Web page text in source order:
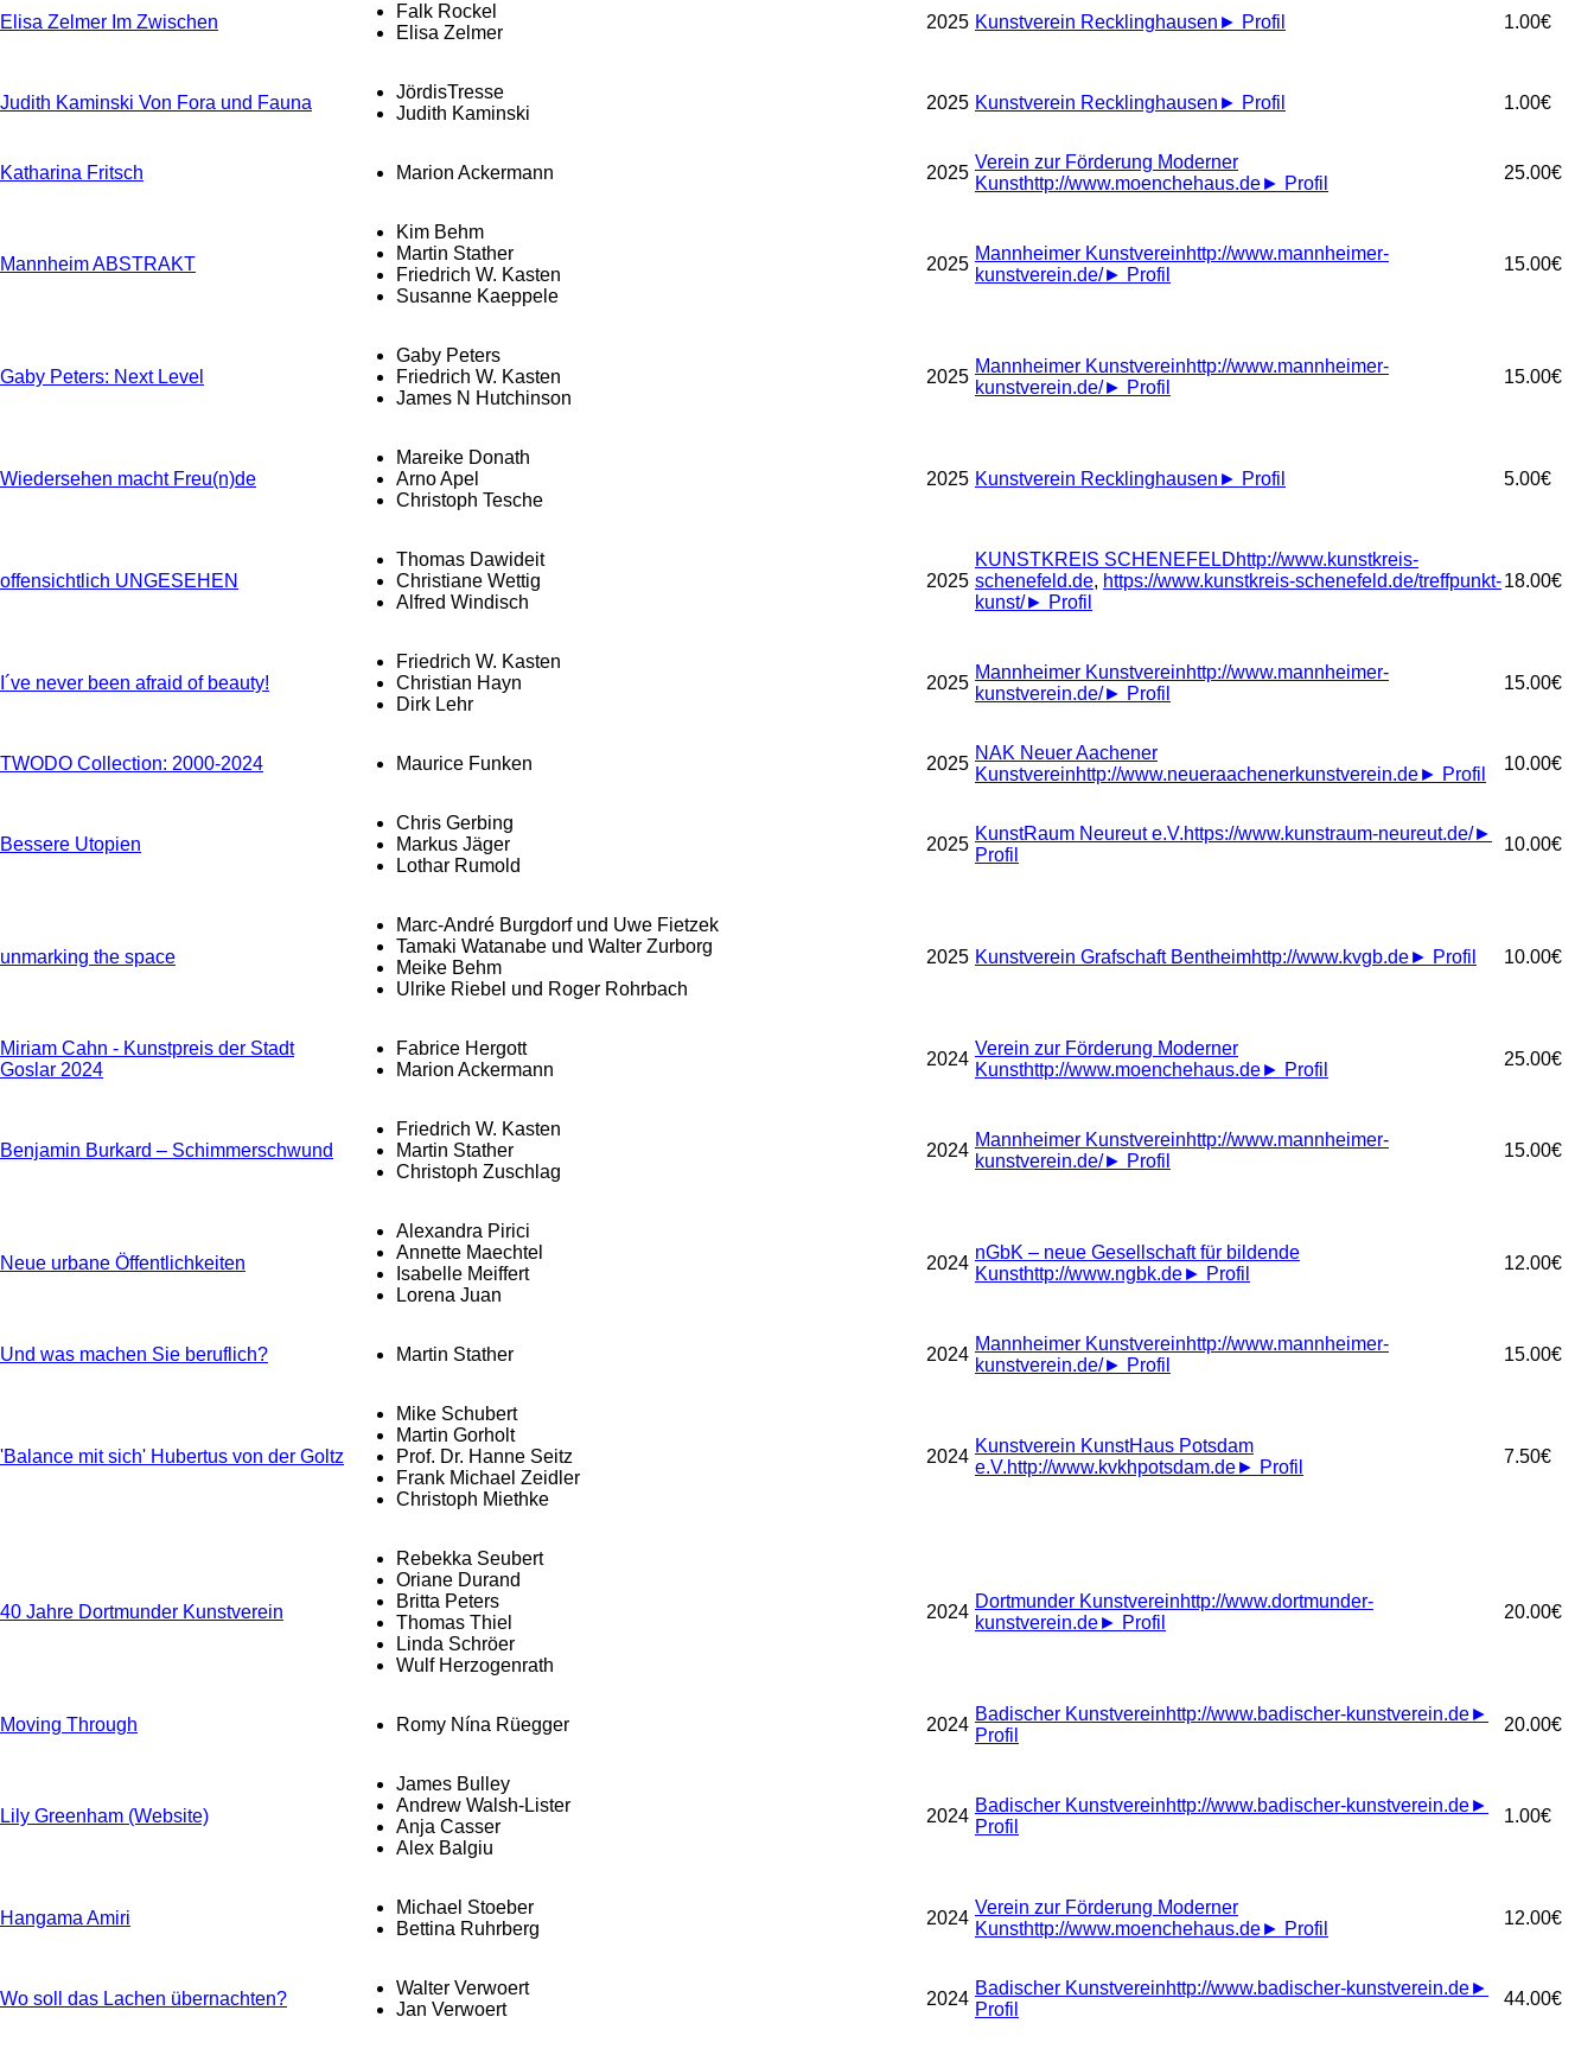
Elisa Zelmer Im Zwischen
Falk Rockel
Elisa Zelmer
2025 Kunstverein Recklinghausen ► Profil 1.00€
Judith Kaminski Von Fora und Fauna
JördisTresse
Judith Kaminski
2025 Kunstverein Recklinghausen ► Profil 1.00€
Katharina Fritsch Marion Ackermann 2025
Verein zur Förderung Moderner
Kunsthttp://www.moenchehaus.de► Profil
25.00€
Mannheim ABSTRAKT
Kim Behm
Martin Stather
Friedrich W. Kasten
Susanne Kaeppele
2025
Mannheimer Kunstvereinhttp://www.mannheimer-
kunstverein.de/► Profil
15.00€
Gaby Peters: Next Level
Gaby Peters
Friedrich W. Kasten
James N Hutchinson
2025
Mannheimer Kunstvereinhttp://www.mannheimer-
kunstverein.de/► Profil
15.00€
Wiedersehen macht Freu(n)de
Mareike Donath
Arno Apel
Christoph Tesche
2025 Kunstverein Recklinghausen ► Profil 5.00€
offensichtlich UNGESEHEN
Thomas Dawideit
Christiane Wettig
Alfred Windisch
2025
KUNSTKREIS SCHENEFELDhttp://www.kunstkreis-
schenefeld.de, https://www.kunstkreis-schenefeld.de/treffpunkt-
kunst/► Profil
18.00€
I´ve never been afraid of beauty!
Friedrich W. Kasten
Christian Hayn
Dirk Lehr
2025
Mannheimer Kunstvereinhttp://www.mannheimer-
kunstverein.de/► Profil
15.00€
TWODO Collection: 2000-2024 Maurice Funken 2025
NAK Neuer Aachener
Kunstvereinhttp://www.neueraachenerkunstverein.de► Profil
10.00€
Bessere Utopien
Chris Gerbing
Markus Jäger
Lothar Rumold
2025
KunstRaum Neureut e.V.https://www.kunstraum-neureut.de/►
Profil
10.00€
unmarking the space
Marc-André Burgdorf und Uwe Fietzek
Tamaki Watanabe und Walter Zurborg
Meike Behm
Ulrike Riebel und Roger Rohrbach
2025 Kunstverein Grafschaft Bentheimhttp://www.kvgb.de► Profil 10.00€
Miriam Cahn - Kunstpreis der Stadt
Goslar 2024
Fabrice Hergott
Marion Ackermann
2024
Verein zur Förderung Moderner
Kunsthttp://www.moenchehaus.de► Profil
25.00€
Benjamin Burkard – Schimmerschwund
Friedrich W. Kasten
Martin Stather
Christoph Zuschlag
2024
Mannheimer Kunstvereinhttp://www.mannheimer-
kunstverein.de/► Profil
15.00€
Neue urbane Öffentlichkeiten
Alexandra Pirici
Annette Maechtel
Isabelle Meiffert
Lorena Juan
2024
nGbK – neue Gesellschaft für bildende
Kunsthttp://www.ngbk.de► Profil
12.00€
Und was machen Sie beruflich? Martin Stather 2024
Mannheimer Kunstvereinhttp://www.mannheimer-
kunstverein.de/► Profil
15.00€
'Balance mit sich' Hubertus von der Goltz
Mike Schubert
Martin Gorholt
Prof. Dr. Hanne Seitz
Frank Michael Zeidler
Christoph Miethke
2024
Kunstverein KunstHaus Potsdam
e.V.http://www.kvkhpotsdam.de► Profil
7.50€
40 Jahre Dortmunder Kunstverein
Rebekka Seubert
Oriane Durand
Britta Peters
Thomas Thiel
Linda Schröer
Wulf Herzogenrath
2024
Dortmunder Kunstvereinhttp://www.dortmunder-
kunstverein.de► Profil
20.00€
Moving Through Romy Nína Rüegger 2024
Badischer Kunstvereinhttp://www.badischer-kunstverein.de►
Profil
20.00€
Lily Greenham (Website)
James Bulley
Andrew Walsh-Lister
Anja Casser
Alex Balgiu
2024
Badischer Kunstvereinhttp://www.badischer-kunstverein.de►
Profil
1.00€
Hangama Amiri
Michael Stoeber
Bettina Ruhrberg
2024
Verein zur Förderung Moderner
Kunsthttp://www.moenchehaus.de► Profil
12.00€
Wo soll das Lachen übernachten?
Walter Verwoert
Jan Verwoert
2024
Badischer Kunstvereinhttp://www.badischer-kunstverein.de►
Profil
44.00€